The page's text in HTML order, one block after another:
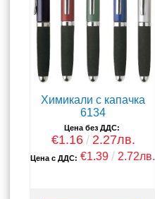
Химикали с капачка
6134
Цена без ДДС:
€1.16 2.27лв.
Цена с ДДС: €1.39 2.72лв.